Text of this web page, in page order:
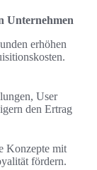
Unternehmen
erhöhen
User
den Ertrag
Konzepte mit
fördern.